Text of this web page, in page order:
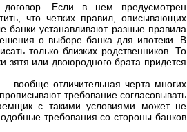
договор. Если в нем предусмотрен
что четких правил, описывающих
банки устанавливают разные правила
о выборе банка для ипотеки. В
только близких родственников. То
зятя или двоюродного брата придется
вообще отличительная черта многих
требование согласовывать
с такими условиями может не
требования со стороны банков